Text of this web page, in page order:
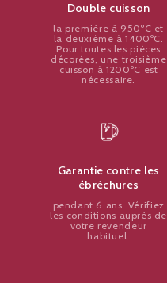
Double cuisson
la première à 950ºC et
la deuxième à 1400ºC.
Pour toutes les pièces
décorées, une troisième
cuisson à 1200ºC est
nécessaire.
Garantie contre les
ébréchures
pendant 6 ans. Vérifiez
les conditions auprès de
votre revendeur
habituel.